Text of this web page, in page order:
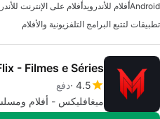
Androidأفلام للأندرويدأفلام على الإنترنت
تطبيقات لتتبع البرامج التلفزيونية والأفلام
- Filmes e Séries
4.5 دفع
ميغافليكس - أفلام